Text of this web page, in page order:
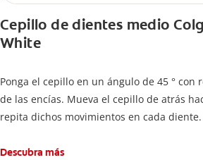
Cepillo de dientes medio
White
Ponga el cepillo en un ángulo de 45 ° con
de las encías. Mueva el cepillo de atrás
repita dichos movimientos en cada
atrás hacia adelante. Cepille la superficie
Descubra más